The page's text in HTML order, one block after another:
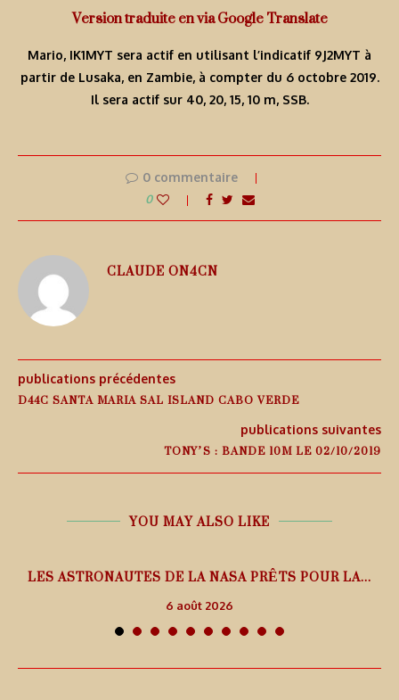
Version traduite en via Google Translate
Mario, IK1MYT sera actif en utilisant l’indicatif 9J2MYT à
partir de Lusaka, en Zambie, à compter du 6 octobre 2019.
Il sera actif sur 40, 20, 15, 10 m, SSB.
0 commentaire
0
CLAUDE ON4CN
publications précédentes
D44C SANTA MARIA SAL ISLAND CABO VERDE
publications suivantes
TONY’S : BANDE 10M LE 02/10/2019
YOU MAY ALSO LIKE
LES ASTRONAUTES DE LA NASA PRÊTS POUR LA...
6 août 2026